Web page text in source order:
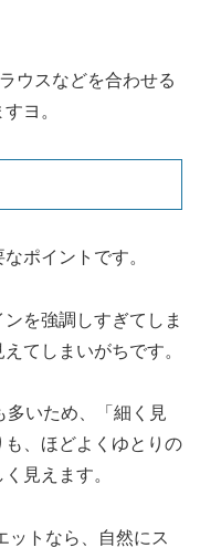
ウスなどを合わせる
ヨ。
ポイントです。
を強調しすぎてしま
てしまいがちです。
多いため、「細く見
、ほどよくゆとりの
見えます。
ットなら、自然にス